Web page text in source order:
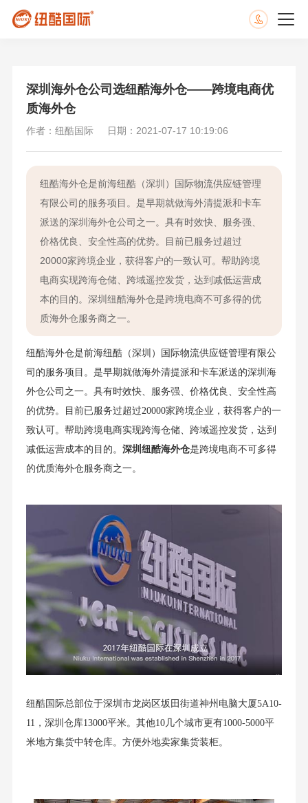
深圳海外仓公司选纽酷海外仓——跨境电商优
质海外仓
作者：纽酷国际 日期：2021-07-17 10:19:06
纽酷海外仓是前海纽酷（深圳）国际物流供应链管理
有限公司的服务项目。是早期就做海外清提派和卡车
派送的深圳海外仓公司之一。具有时效快、服务强、
价格优良、安全性高的优势。目前已服务过超过
20000家跨境企业，获得客户的一致认可。帮助跨境
电商实现跨海仓储、跨域遥控发货，达到减低运营成
本的目的。深圳纽酷海外仓是跨境电商不可多得的优
质海外仓服务商之一。
纽酷海外仓是前海纽酷（深圳）国际物流供应链管理有限公
司的服务项目。是早期就做海外清提派和卡车派送的深圳海
外仓公司之一。具有时效快、服务强、价格优良、安全性高
的优势。目前已服务过超过20000家跨境企业，获得客户的一
致认可。帮助跨境电商实现跨海仓储、跨域遥控发货，达到
减低运营成本的目的。 深圳 纽酷海外仓是跨境电商不可多得
的优质海外仓服务商之一。
纽酷国际总部位于深圳市龙岗区坂田街道神州电脑大厦5A10-
11，深圳仓库13000平米。其他10几个城市更有1000-5000平
米地方集货中转仓库。方便外地卖家集货装柜。